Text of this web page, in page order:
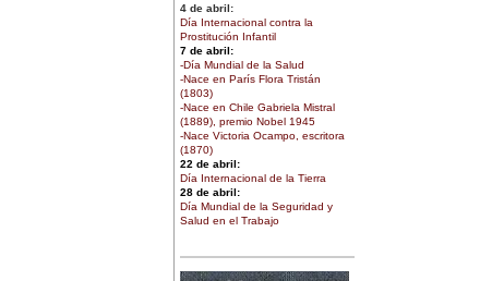
4 de abril:
Día Internacional contra la
Prostitución Infantil
7 de abril:
-Día Mundial de la Salud
-Nace en París Flora Tristán
(1803)
-Nace en Chile Gabriela Mistral
(1889), premio Nobel 1945
-Nace Victoria Ocampo, escritora
(1870)
22 de abril:
Día Internacional de la Tierra
28 de abril:
Día Mundial de la Seguridad y
Salud en el Trabajo